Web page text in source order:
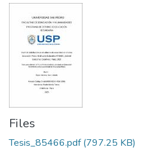
Files
Tesis_85466.pdf(797.25 KB)